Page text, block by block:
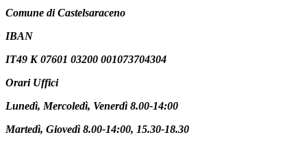
Comune di Castelsaraceno
IBAN
IT49 K 07601 03200 001073704304
Orari Uffici
Lunedì, Mercoledì, Venerdì 8.00-14:00
Martedì, Giovedì 8.00-14:00, 15.30-18.30